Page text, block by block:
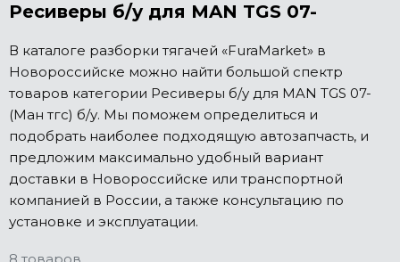
Ресиверы б/у для MAN TGS 07-
В каталоге разборки тягачей «FuraMarket» в
Новороссийске можно найти большой спектр
товаров категории Ресиверы б/у для MAN TGS 07-
(Ман тгс) б/у. Мы поможем определиться и
подобрать наиболее подходящую автозапчасть, и
предложим максимально удобный вариант
доставки в Новороссийске или транспортной
компанией в России, а также консультацию по
установке и эксплуатации.